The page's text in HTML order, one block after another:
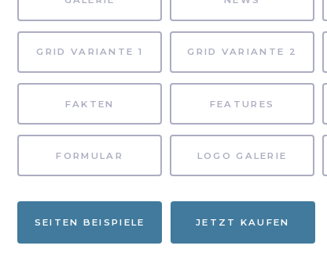
GRID VARIANTE 1 GRID VARIANTE 2
FAKTEN FEATURES
FORMULAR LOGO GALERIE
SEITEN BEISPIELE JETZT KAUFEN